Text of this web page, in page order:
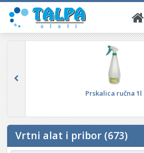
Posuda za žbuku, ljepilo, gips
Vrtni alat i pribor (673)